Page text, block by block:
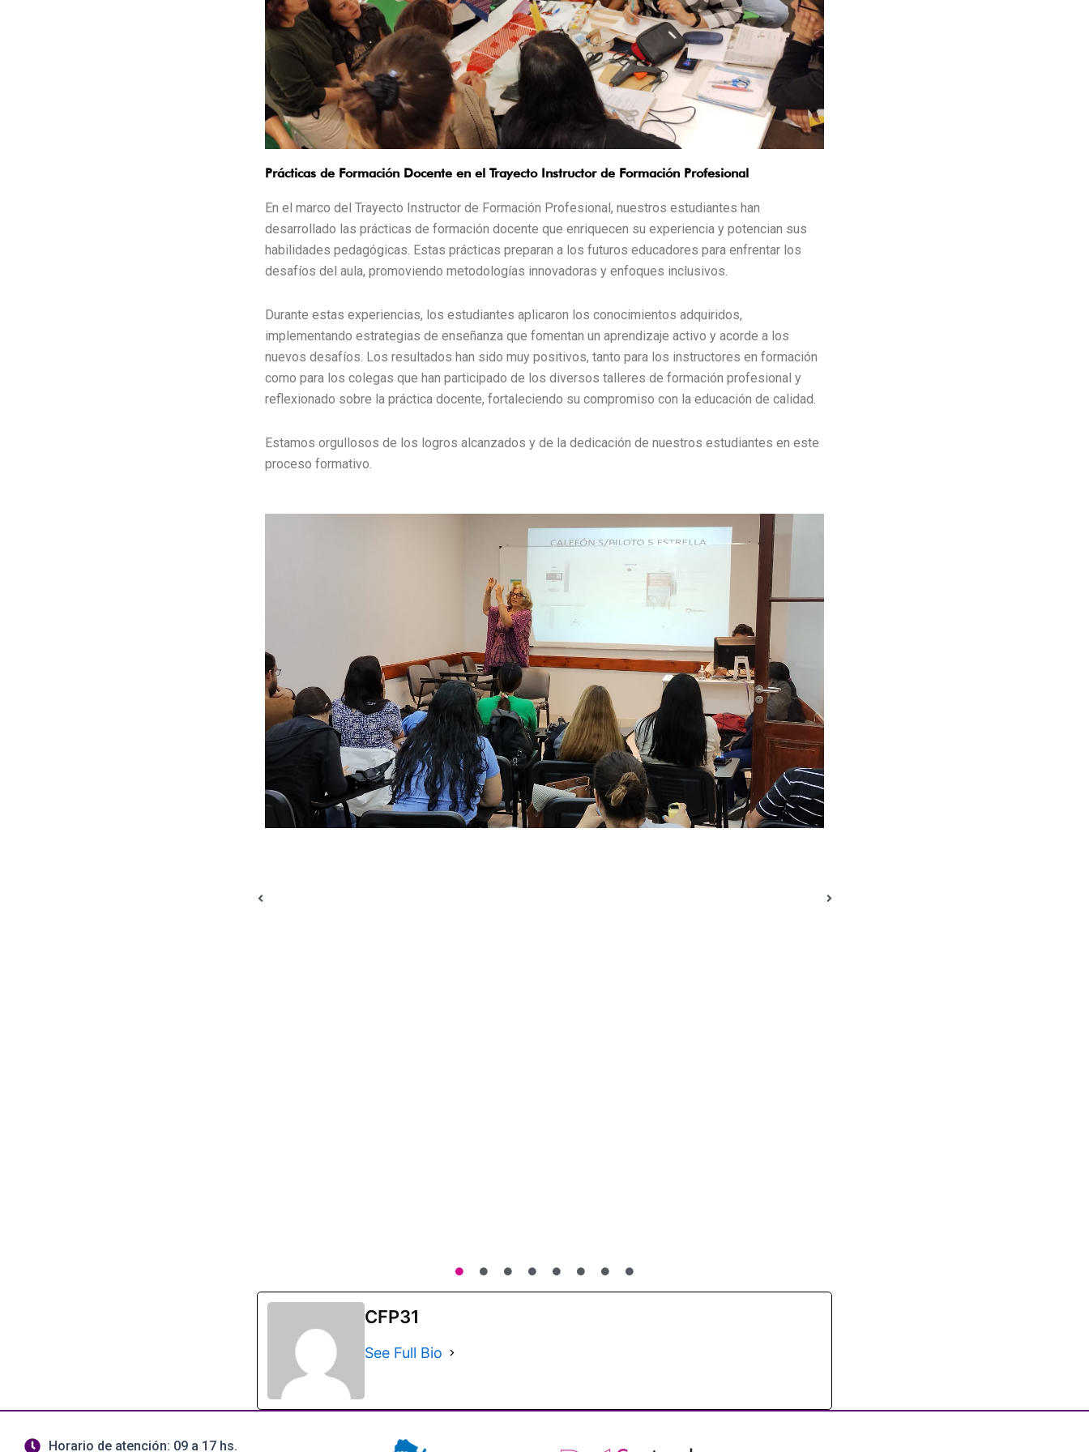
Prácticas de Formación Docente en el Trayecto Instructor de Formación Profesional
En el marco del Trayecto Instructor de Formación Profesional, nuestros estudiantes han
desarrollado las prácticas de formación docente que enriquecen su experiencia y potencian sus
habilidades pedagógicas. Estas prácticas preparan a los futuros educadores para enfrentar los
desafíos del aula, promoviendo metodologías innovadoras y enfoques inclusivos.
Durante estas experiencias, los estudiantes aplicaron los conocimientos adquiridos,
implementando estrategias de enseñanza que fomentan un aprendizaje activo y acorde a los
nuevos desafíos. Los resultados han sido muy positivos, tanto para los instructores en formación
como para los colegas que han participado de los diversos talleres de formación profesional y
reflexionado sobre la práctica docente, fortaleciendo su compromiso con la educación de calidad.
Estamos orgullosos de los logros alcanzados y de la dedicación de nuestros estudiantes en este
proceso formativo.
CFP31
See Full Bio
Horario de atención: 09 a 17 hs.